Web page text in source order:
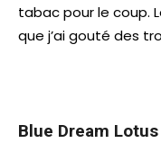
tabac pour le coup.
que j’ai gouté des
Blue Dream Lotus